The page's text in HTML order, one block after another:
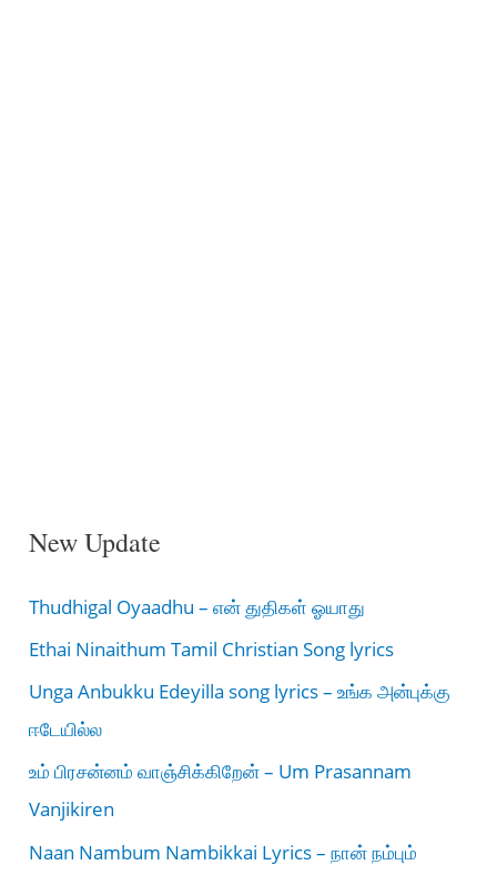
New Update
Thudhigal Oyaadhu – என் துதிகள் ஓயாது
Ethai Ninaithum Tamil Christian Song lyrics
Unga Anbukku Edeyilla song lyrics – உங்க அன்புக்கு
ஈடேயில்ல
உம் பிரசன்னம் வாஞ்சிக்கிறேன் – Um Prasannam
Vanjikiren
Naan Nambum Nambikkai Lyrics – நான் நம்பும்